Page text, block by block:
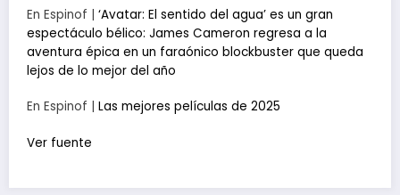
En Espinof | ‘Avatar: El sentido del agua’ es un gran
espectáculo bélico: James Cameron regresa a la
aventura épica en un faraónico blockbuster que queda
lejos de lo mejor del año
En Espinof | Las mejores películas de 2025
Ver fuente